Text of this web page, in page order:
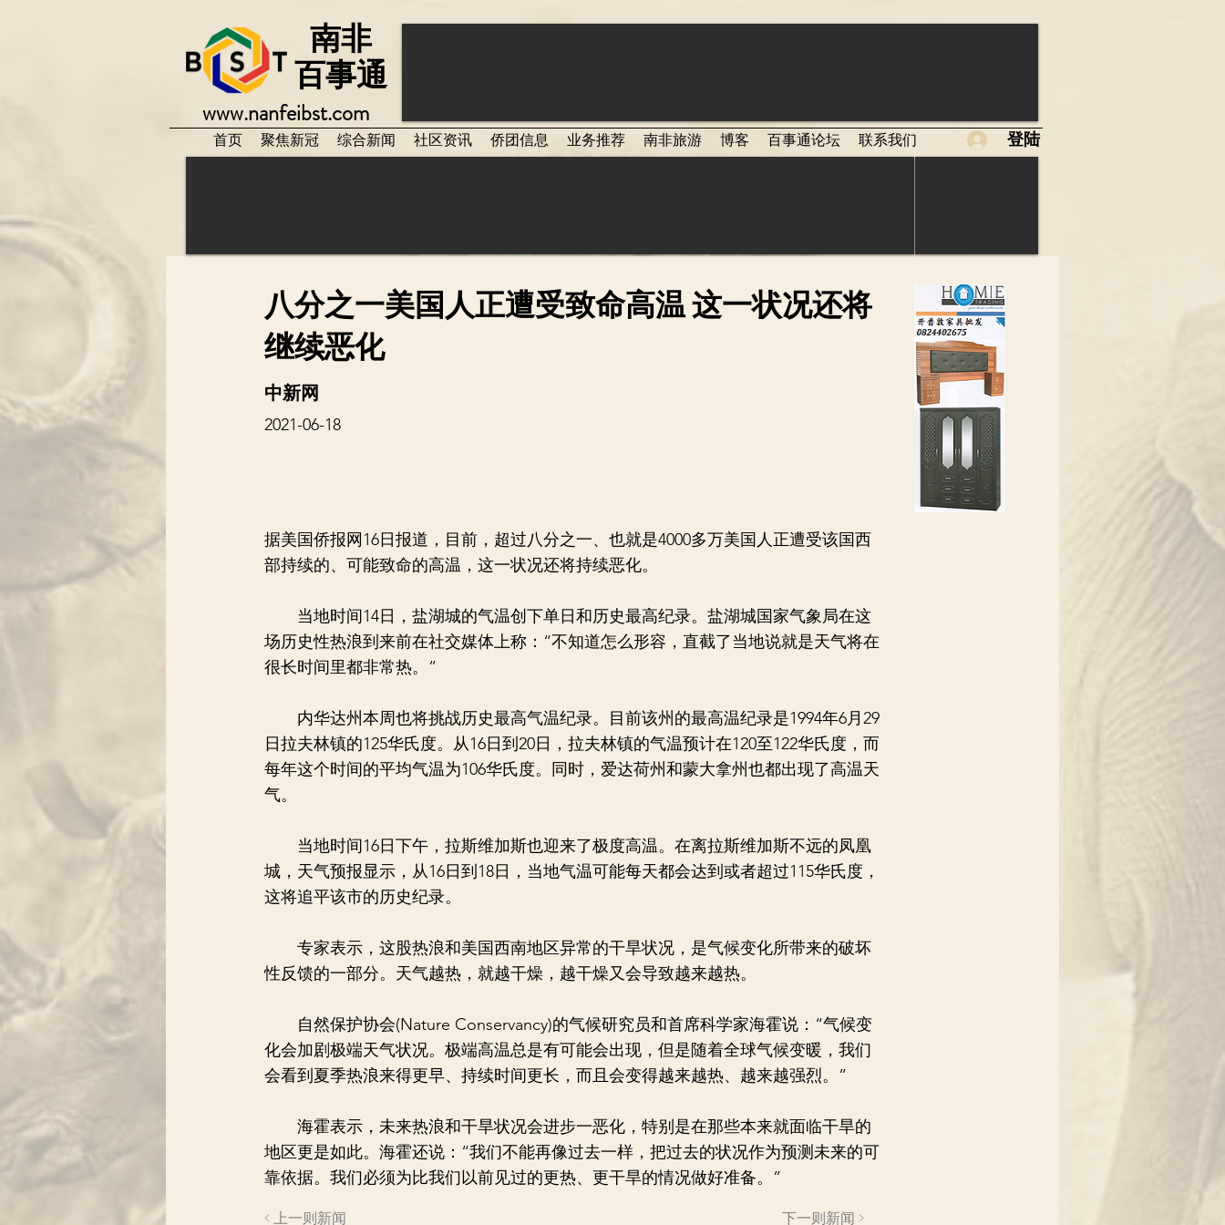
www.nanfeibst.com
百事通
南非
登陆
首页 聚焦新冠 综合新闻 社区资讯 侨团信息 业务推荐 南非旅游 博客 百事通论坛 联系我们
八分之一美国人正遭受致命高温 这一状况还将
继续恶化
中新网
2021-06-18
据美国侨报网16日报道，目前，超过八分之一、也就是4000多万美国人正遭受该国西
部持续的、可能致命的高温，这一状况还将持续恶化。
当地时间14日，盐湖城的气温创下单日和历史最高纪录。盐湖城国家气象局在这
场历史性热浪到来前在社交媒体上称：“不知道怎么形容，直截了当地说就是天气将在
很长时间里都非常热。”
内华达州本周也将挑战历史最高气温纪录。目前该州的最高温纪录是1994年6月29
日拉夫林镇的125华氏度。从16日到20日，拉夫林镇的气温预计在120至122华氏度，而
每年这个时间的平均气温为106华氏度。同时，爱达荷州和蒙大拿州也都出现了高温天
气。
当地时间16日下午，拉斯维加斯也迎来了极度高温。在离拉斯维加斯不远的凤凰
城，天气预报显示，从16日到18日，当地气温可能每天都会达到或者超过115华氏度，
这将追平该市的历史纪录。
专家表示，这股热浪和美国西南地区异常的干旱状况，是气候变化所带来的破坏
性反馈的一部分。天气越热，就越干燥，越干燥又会导致越来越热。
自然保护协会(Nature Conservancy)的气候研究员和首席科学家海霍说：“气候变
化会加剧极端天气状况。极端高温总是有可能会出现，但是随着全球气候变暖，我们
会看到夏季热浪来得更早、持续时间更长，而且会变得越来越热、越来越强烈。”
海霍表示，未来热浪和干旱状况会进步一恶化，特别是在那些本来就面临干旱的
地区更是如此。海霍还说：“我们不能再像过去一样，把过去的状况作为预测未来的可
靠依据。我们必须为比我们以前见过的更热、更干旱的情况做好准备。”
< 上一则新闻 下一则新闻 >